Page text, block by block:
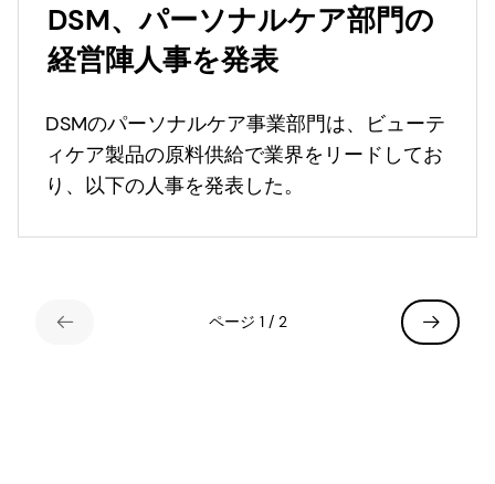
DSM、パーソナルケア部門の
経営陣人事を発表
DSMのパーソナルケア事業部門は、ビューテ
ィケア製品の原料供給で業界をリードしてお
り、以下の人事を発表した。
ページ 1 / 2